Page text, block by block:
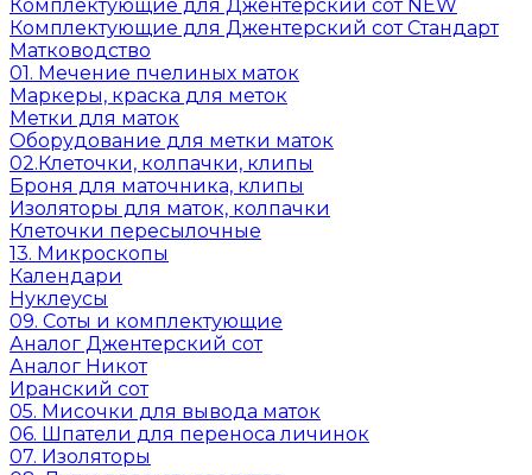
Комплектующие для Джентерский сот NEW
Комплектующие для Джентерский сот Стандарт
Матководство
01. Мечение пчелиных маток
Маркеры, краска для меток
Метки для маток
Оборудование для метки маток
02.Клеточки, колпачки, клипы
Броня для маточника, клипы
Изоляторы для маток, колпачки
Клеточки пересылочные
13. Микроскопы
Календари
Нуклеусы
09. Соты и комплектующие
Аналог Джентерский сот
Аналог Никот
Иранский сот
05. Мисочки для вывода маток
06. Шпатели для переноса личинок
07. Изоляторы